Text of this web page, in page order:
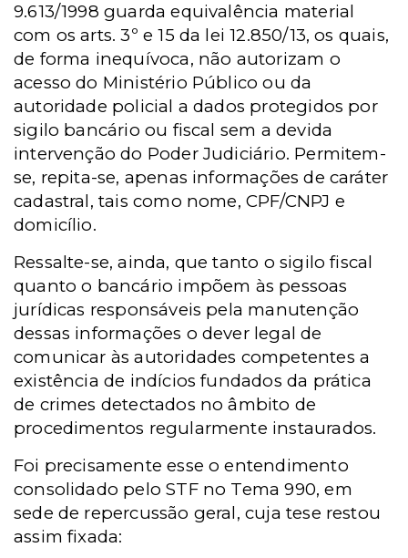
9.613/1998 guarda equivalência material
com os arts. 3º e 15 da lei 12.850/13, os quais,
de forma inequívoca, não autorizam o
acesso do Ministério Público ou da
autoridade policial a dados protegidos por
sigilo bancário ou fiscal sem a devida
intervenção do Poder Judiciário. Permitem-
se, repita-se, apenas informações de caráter
cadastral, tais como nome, CPF/CNPJ e
domicílio.
Ressalte-se, ainda, que tanto o sigilo fiscal
quanto o bancário impõem às pessoas
jurídicas responsáveis pela manutenção
dessas informações o dever legal de
comunicar às autoridades competentes a
existência de indícios fundados da prática
de crimes detectados no âmbito de
procedimentos regularmente instaurados.
Foi precisamente esse o entendimento
consolidado pelo STF no Tema 990, em
sede de repercussão geral, cuja tese restou
assim fixada: